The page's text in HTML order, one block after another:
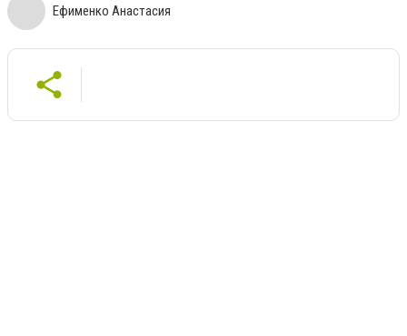
Ефименко Анастасия